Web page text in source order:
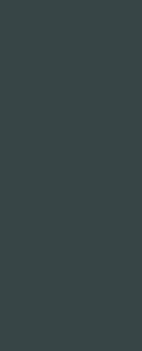
các dịch vụ